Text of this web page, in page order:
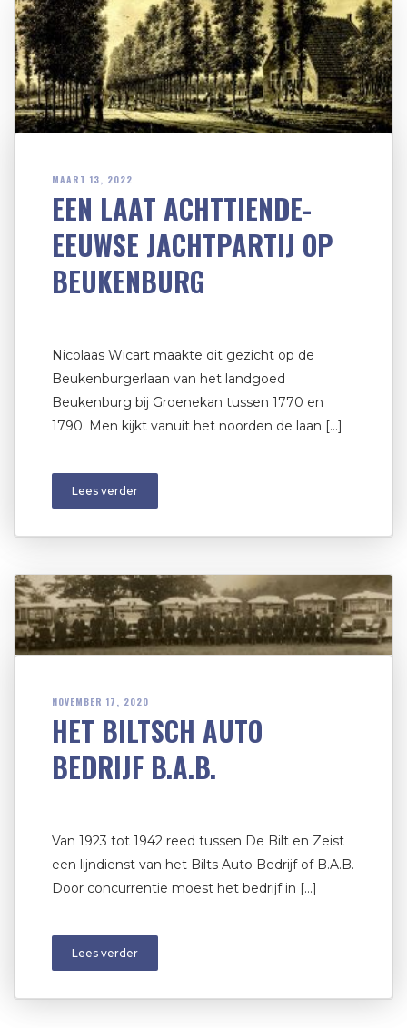
MAART 13, 2022
EEN LAAT ACHTTIENDE-
EEUWSE JACHTPARTIJ OP
BEUKENBURG
Nicolaas Wicart maakte dit gezicht op de
Beukenburgerlaan van het landgoed
Beukenburg bij Groenekan tussen 1770 en
1790. Men kijkt vanuit het noorden de laan […]
Lees verder
NOVEMBER 17, 2020
HET BILTSCH AUTO
BEDRIJF B.A.B.
Van 1923 tot 1942 reed tussen De Bilt en Zeist
een lijndienst van het Bilts Auto Bedrijf of B.A.B.
Door concurrentie moest het bedrijf in […]
Lees verder